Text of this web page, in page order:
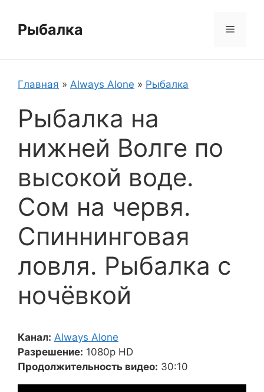
содержимому
Рыбалка Меню
Главная » Always Alone » Рыбалка
Рыбалка на
нижней Волге по
высокой воде.
Сом на червя.
Спиннинговая
ловля. Рыбалка с
ночёвкой
Канал: Always Alone
Разрешение: 1080p HD
Продолжительность видео: 30:10